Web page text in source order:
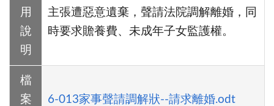
用
說
明
主張遭惡意遺棄，聲請法院調解離婚，同
時要求贍養費、未成年子女監護權。
檔
案
6-013家事聲請調解狀--請求離婚.odt